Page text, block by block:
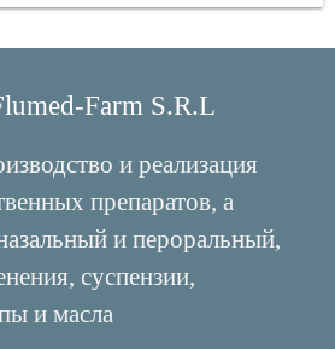
Farm S.R.L
и реализация
препаратов, а
и пероральный,
суспензии,
и масла